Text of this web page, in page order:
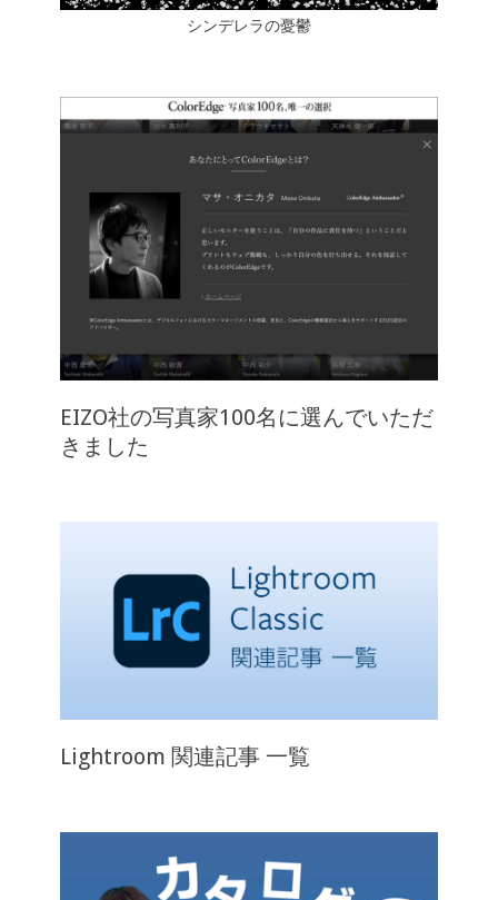
シンデレラの憂鬱
EIZO社の写真家100名に選んでいただ
きました
Lightroom 関連記事 一覧